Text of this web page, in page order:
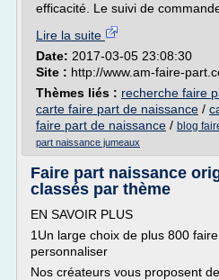
efficacité. Le suivi de commande
Lire la suite
Date: 2017-03-05 23:08:30
Site : http://www.am-faire-
Thèmes liés : recherche faire
carte faire part de naissance /
faire part de naissance / blog
part naissance jumeaux
Faire part naissance
classés par thème
EN SAVOIR PLUS
1Un large choix de plus 800
personnaliser
Nos créateurs vous proposent